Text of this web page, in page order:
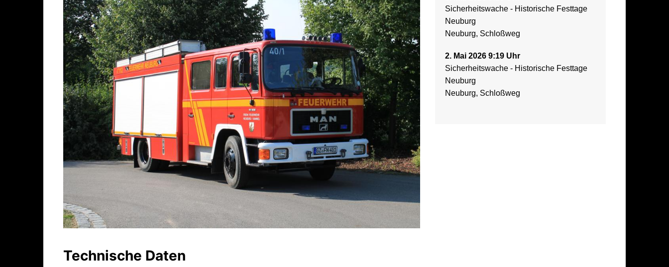
Generalversammlung 2024
18 Feuerwehr-Prüflinge
bestehen
Leistungsabzeichen
Merkblatt Wespen und
Hornissen Zuständigkeit der
Feuerwehren
Heizen – so nicht!
Rollcontainer
Unwettereinsatz
Sonstiges
LF 16/12 (Außer Dienst)
Technische Daten
Sicherheitswache - Historische Festtage
Neuburg
Neuburg, Schloßweg
2. Mai 2026 9:19 Uhr
Sicherheitswache - Historische Festtage
Neuburg
Neuburg, Schloßweg